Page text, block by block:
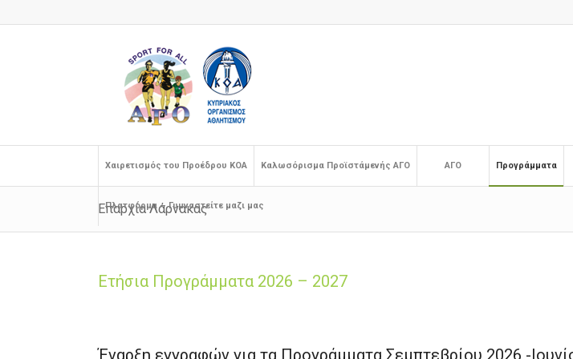
Xαιρετισμός του Προέδρου ΚΟΑ Καλωσόρισμα Προϊστάμενής ΑΓΟ ΑΓΟ Προγράμματα
Πλατφόρμα – Γυμναστείτε μαζι μας
Επαρχία Λάρνακας
Ετήσια Προγράμματα 2026 – 2027
Έναρξη εγγραφών για τα Προγράμματα Σεμπτεβρίου 2026 -